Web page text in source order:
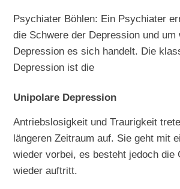
Psychiater Böhlen: Ein Psychiater
die Schwere der Depression und um
Depression es sich handelt. Die
Depression ist die
Unipolare Depression
Antriebslosigkeit und Traurigkeit
längeren Zeitraum auf. Sie geht mit
wieder vorbei, es besteht jedoch die
wieder auftritt.